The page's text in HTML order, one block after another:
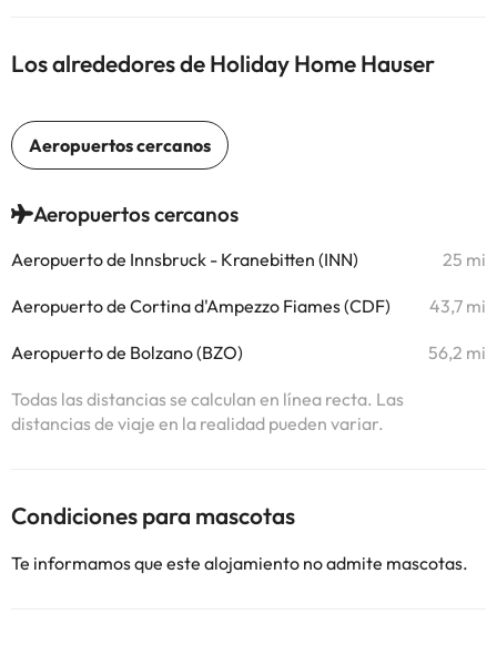
Los alrededores de Holiday Home Hauser
Aeropuertos cercanos
Aeropuerto de Innsbruck - Kranebitten (INN) 25 mi
Aeropuerto de Cortina d'Ampezzo Fiames (CDF) 43,7 mi
Aeropuerto de Bolzano (BZO) 56,2 mi
Todas las distancias se calculan en línea recta. Las
distancias de viaje en la realidad pueden variar.
Condiciones para mascotas
Te informamos que este alojamiento no admite mascotas.